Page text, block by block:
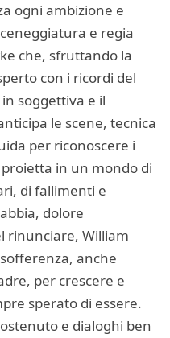
ogni ambizione e
e regia
che, sfruttando la
con i ricordi del
soggettiva e il
le scene, tecnica
per riconoscere i
in un mondo di
di fallimenti e
dolore
rinunciare, William
anche
per crescere e
sperato di essere.
e dialoghi ben